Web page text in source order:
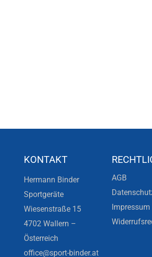
KONTAKT
Hermann Binder
Sportgeräte
Wiesenstraße 15
4702 Wallern –
Österreich
office@sport-binder.at
AGB
Impressum